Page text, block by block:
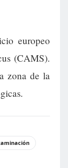
europeo
(CAMS).
zona de la